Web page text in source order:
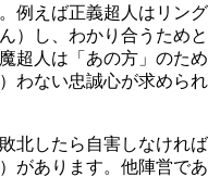
例えば正義超人はリング
）し、わかり合うためと
超人は「あの方」のため
わない忠誠心が求められ
北したら自害しなければ
があります。他陣営であ